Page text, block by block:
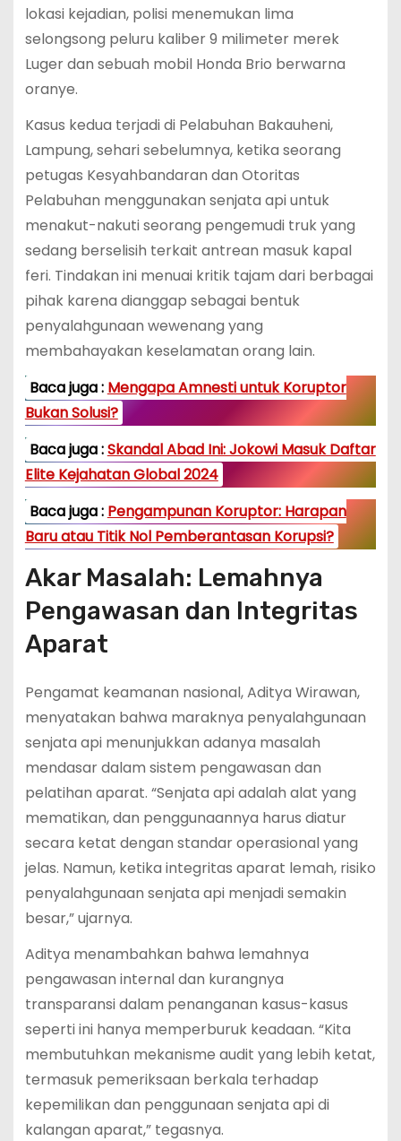
lokasi kejadian, polisi menemukan lima
selongsong peluru kaliber 9 milimeter merek
Luger dan sebuah mobil Honda Brio berwarna
oranye.
Kasus kedua terjadi di Pelabuhan Bakauheni,
Lampung, sehari sebelumnya, ketika seorang
petugas Kesyahbandaran dan Otoritas
Pelabuhan menggunakan senjata api untuk
menakut-nakuti seorang pengemudi truk yang
sedang berselisih terkait antrean masuk kapal
feri. Tindakan ini menuai kritik tajam dari berbagai
pihak karena dianggap sebagai bentuk
penyalahgunaan wewenang yang
membahayakan keselamatan orang lain.
Baca juga : Mengapa Amnesti untuk Koruptor
Bukan Solusi?
Baca juga :Skandal Abad Ini: Jokowi Masuk Daftar
Elite Kejahatan Global 2024
Baca juga : Pengampunan Koruptor: Harapan
Baru atau Titik Nol Pemberantasan Korupsi?
Akar Masalah: Lemahnya
Pengawasan dan Integritas
Aparat
Pengamat keamanan nasional, Aditya Wirawan,
menyatakan bahwa maraknya penyalahgunaan
senjata api menunjukkan adanya masalah
mendasar dalam sistem pengawasan dan
pelatihan aparat. “Senjata api adalah alat yang
mematikan, dan penggunaannya harus diatur
secara ketat dengan standar operasional yang
jelas. Namun, ketika integritas aparat lemah, risiko
penyalahgunaan senjata api menjadi semakin
besar,” ujarnya.
Aditya menambahkan bahwa lemahnya
pengawasan internal dan kurangnya
transparansi dalam penanganan kasus-kasus
seperti ini hanya memperburuk keadaan. “Kita
membutuhkan mekanisme audit yang lebih ketat,
termasuk pemeriksaan berkala terhadap
kepemilikan dan penggunaan senjata api di
kalangan aparat,” tegasnya.